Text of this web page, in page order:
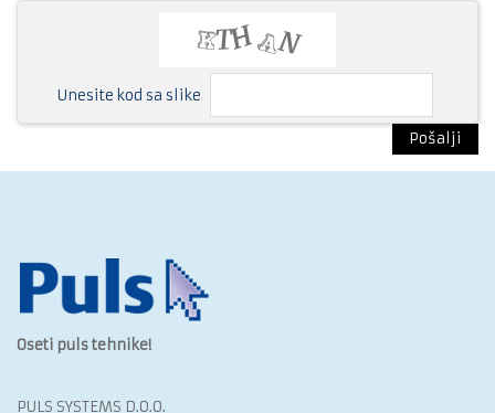
Unesite kod sa slike
Pošalji
Oseti puls tehnike!
PULS SYSTEMS D.O.O.‎